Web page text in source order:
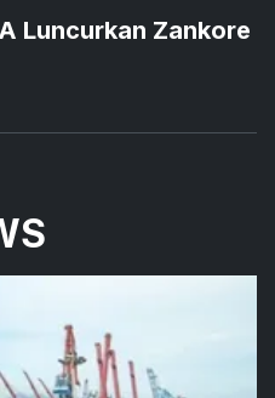
Luncurkan Zankore